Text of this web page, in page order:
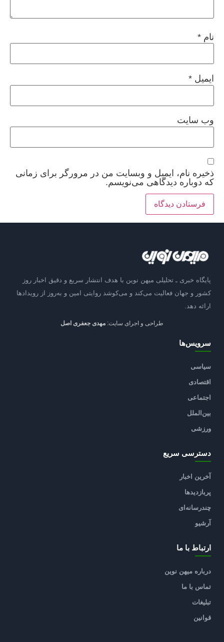
نام *
ایمیل *
وب‌ سایت
ذخیره نام، ایمیل و وبسایت من در مرورگر برای زمانی
که دوباره دیدگاهی می‌نویسم.
پایگاه خبری ـ تحلیلی میهن نوین با هدف انتشار سریع و دقیق اخبار روز
کشور و جهان فعالیت می‌کند و می‌کوشد روایتی امین و به‌روز از رویدادها
ارائه دهد.
طراحی و اجرای سایت: مهدی جعفری اصل
سرویس‌ها
سیاسی
اقتصادی
اجتماعی
بین‌الملل
ورزشی
دسترسی سریع
آخرین اخبار
پربازدیدها
چندرسانه‌ای
آرشیو
ارتباط با ما
درباره میهن نوین
تماس با ما
تبلیغات
قوانین